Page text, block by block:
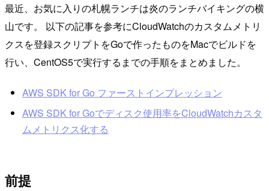
最近、お気に入りの札幌ランチは炎のランチバイキングの横
山です。 以下の記事を参考にCloudWatchのカスタムメトリ
クスを登録スクリプトをGoで作ったものをMacでビルドを
行い、CentOS5で実行するまでの手順をまとめました。
AWS SDK for Go ファーストインプレッション
AWS SDK for Goでディスク使用率をCloudWatchカスタ
ムメトリクス化する
前提